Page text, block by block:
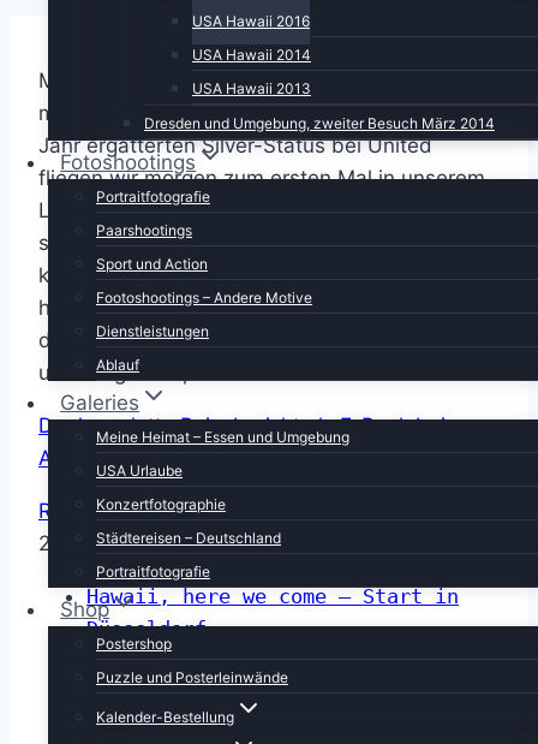
USA Hawaii 2016
USA Hawaii 2014
USA Hawaii 2013
Dresden und Umgebung, zweiter Besuch März 2014
Fotoshootings
Portraitfotografie
Paarshootings
Sport und Action
Footoshootings – Andere Motive
Dienstleistungen
Ablauf
Galeries
Meine Heimat – Essen und Umgebung
USA Urlaube
Konzertfotographie
Städtereisen – Deutschland
Portraitfotografie
Shop
Postershop
Puzzle und Posterleinwände
Kalender-Bestellung
Morgen geht es los. Durch besonderen Einsatz
meiner Göttergattin und unseren im letzten
Jahr ergatterten Silver-Status bei United
fliegen wir morgen zum ersten Mal in unserem
Leben in der Economy-Plus. Wie Ihr seht, sind
schon einige Punkte verlinkt. Zwei der Domizile
kennen wir schon aus früheren Jahren und
hoffen, dass sie noch genauso schön sind wie
damals. Begleitet uns an die Strände, Küsten
und Berge der paradiesischen Inseln im Pazifik.
Der komplette Reisebericht als E-Book bei
Amazon
Reisekameraausrüstung
2014)
Hawaii, here we come – Start in
Düsseldorf
15.05.2016 – Kailua Kona –
Shopping
16.05.2016 – Schnorcheln in der